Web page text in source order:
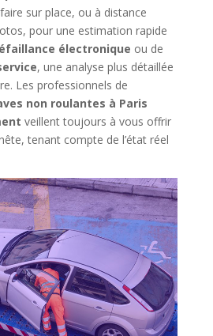
sur place, ou à distance
pour une estimation rapide
électronique ou de
, une analyse plus détaillée
Les professionnels de
non roulantes à Paris
veillent toujours à vous offrir
tenant compte de l’état réel